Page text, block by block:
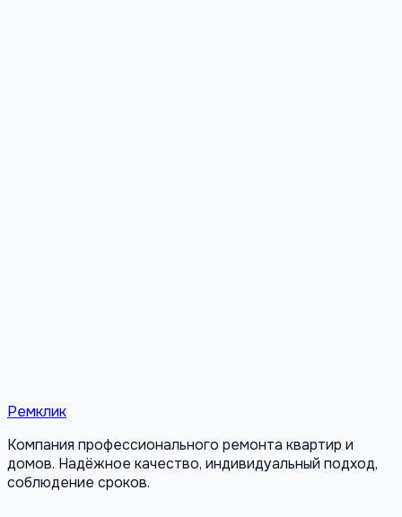
Ремклик
Компания профессионального ремонта квартир и
домов. Надёжное качество, индивидуальный подход,
соблюдение сроков.